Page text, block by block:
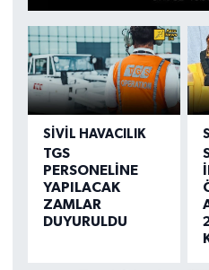
SIVIL HAVACILIK
TGS
PERSONELİNE
YAPILACAK
ZAMLAR
DUYURULDU